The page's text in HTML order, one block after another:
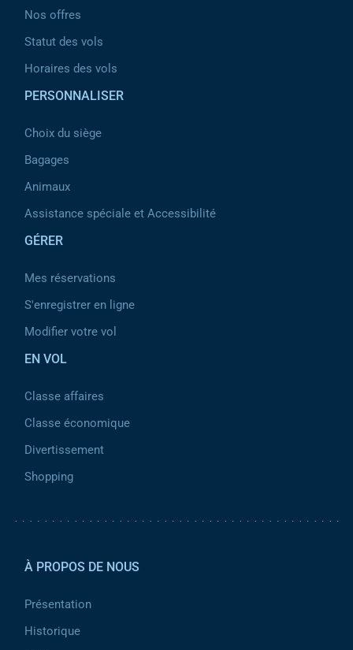
Nos offres
Statut des vols
Horaires des vols
PERSONNALISER
Choix du siège
Bagages
Animaux
Assistance spéciale et Accessibilité
GÉRER
Mes réservations
S'enregistrer en ligne
Modifier votre vol
EN VOL
Classe affaires
Classe économique
Divertissement
Shopping
À PROPOS DE NOUS
Présentation
Historique